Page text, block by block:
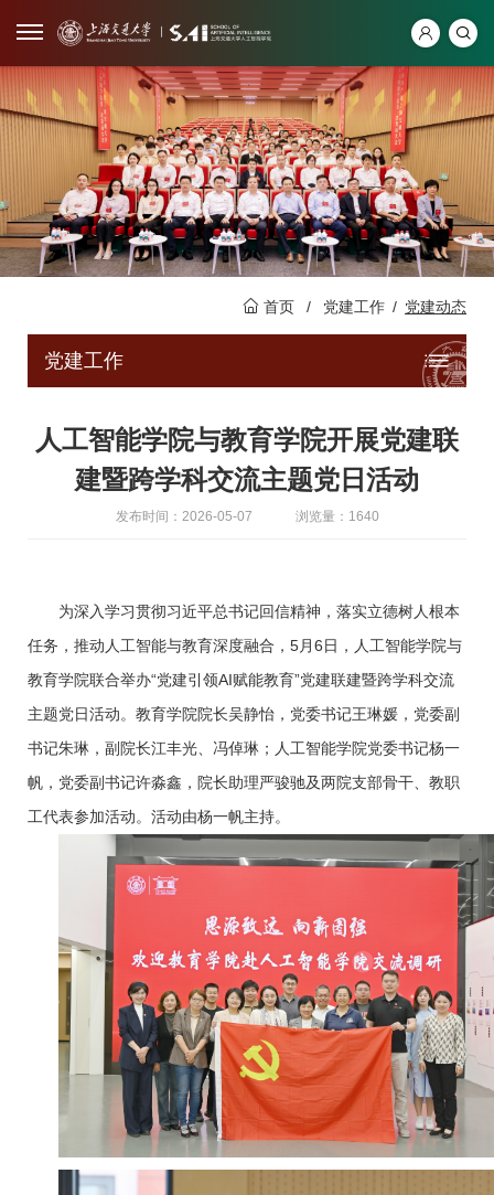
首页 / 党建工作 / 党建动态
党建工作
人工智能学院与教育学院开展党建联
建暨跨学科交流主题党日活动
发布时间：2026-05-07 浏览量：1640
为深入学习贯彻习近平总书记回信精神，落实立德树人根本
任务，推动人工智能与教育深度融合，5月6日，人工智能学院与
教育学院联合举办“党建引领AI赋能教育”党建联建暨跨学科交流
主题党日活动。教育学院院长吴静怡，党委书记王琳媛，党委副
书记朱琳，副院长江丰光、冯倬琳；人工智能学院党委书记杨一
帆，党委副书记许淼鑫，院长助理严骏驰及两院支部骨干、教职
工代表参加活动。活动由杨一帆主持。